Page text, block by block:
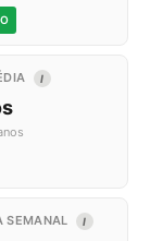
I
SEMANAL I